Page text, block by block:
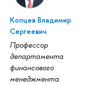
Копцев Владимир
Сергеевич
Профессор
департамента
финансового
менеджмента